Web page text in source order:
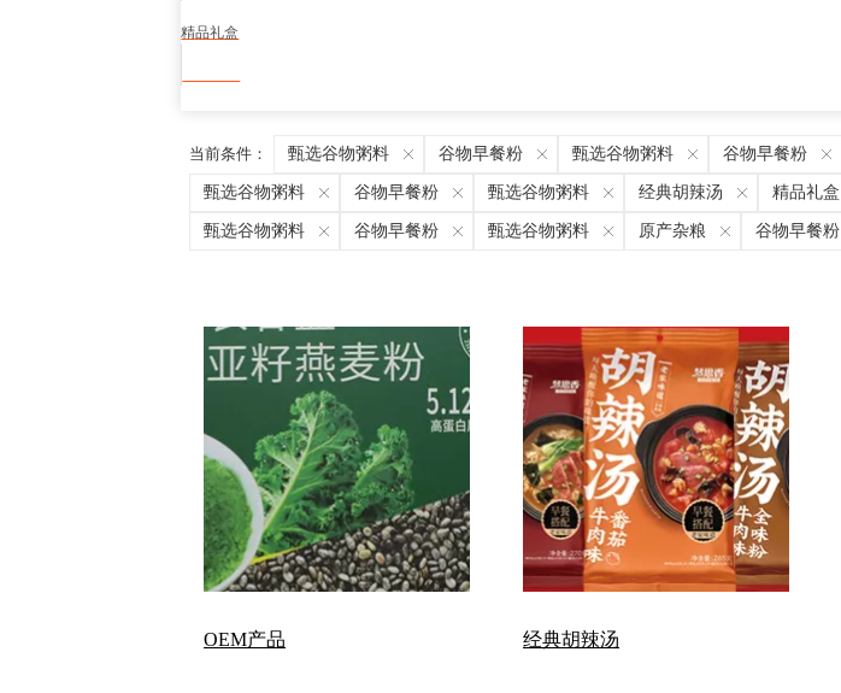
精品礼盒
当前条件： 甄选谷物粥料 谷物早餐粉 甄选谷物粥料 谷物早餐粉
甄选谷物粥料 谷物早餐粉 甄选谷物粥料 经典胡辣汤 精品礼盒
甄选谷物粥料 谷物早餐粉 甄选谷物粥料 原产杂粮 谷物早餐粉
OEM产品 经典胡辣汤